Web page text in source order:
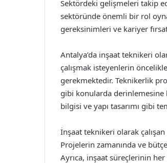
Sektördeki gelişmeleri takip
sektöründe önemli bir rol
gereksinimleri ve kariyer
Antalya’da inşaat teknikeri
çalışmak isteyenlerin
gerekmektedir. Teknikerlik
gibi konularda derinlemesine
bilgisi ve yapı tasarımı gibi
İnşaat teknikeri olarak
Projelerin zamanında ve
Ayrıca, inşaat süreçlerinin